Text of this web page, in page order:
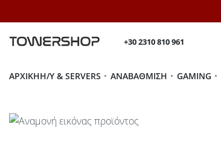
+30 2310 810 961
ΑΡΧΙΚΉH/Y & SERVERS ΑΝΑΒΆΘΜΙΣΗ GAMING